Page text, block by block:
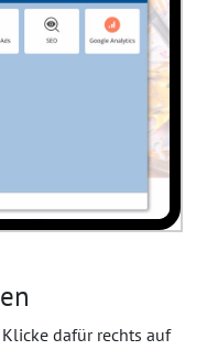
dafür rechts auf